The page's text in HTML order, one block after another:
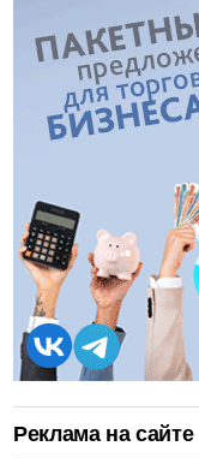
Реклама на сайте